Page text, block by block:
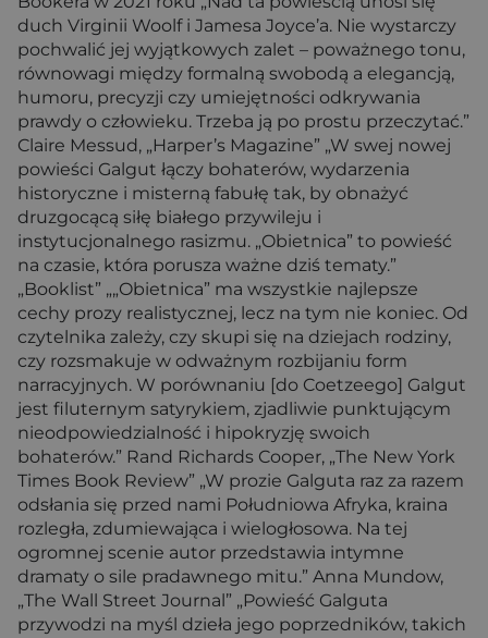
duch Virginii Woolf i Jamesa Joyce’a. Nie wystarczy
pochwalić jej wyjątkowych zalet – poważnego tonu,
równowagi między formalną swobodą a elegancją,
humoru, precyzji czy umiejętności odkrywania
prawdy o człowieku. Trzeba ją po prostu przeczytać.”
Claire Messud, „Harper’s Magazine” „W swej nowej
powieści Galgut łączy bohaterów, wydarzenia
historyczne i misterną fabułę tak, by obnażyć
druzgocącą siłę białego przywileju i
instytucjonalnego rasizmu. „Obietnica” to powieść
na czasie, która porusza ważne dziś tematy.”
„Booklist” „„Obietnica” ma wszystkie najlepsze
cechy prozy realistycznej, lecz na tym nie koniec. Od
czytelnika zależy, czy skupi się na dziejach rodziny,
czy rozsmakuje w odważnym rozbijaniu form
narracyjnych. W porównaniu [do Coetzeego] Galgut
jest filuternym satyrykiem, zjadliwie punktującym
nieodpowiedzialność i hipokryzję swoich
bohaterów.” Rand Richards Cooper, „The New York
Times Book Review” „W prozie Galguta raz za razem
odsłania się przed nami Południowa Afryka, kraina
rozległa, zdumiewająca i wielogłosowa. Na tej
ogromnej scenie autor przedstawia intymne
dramaty o sile pradawnego mitu.” Anna Mundow,
„The Wall Street Journal” „Powieść Galguta
przywodzi na myśl dzieła jego poprzedników, takich